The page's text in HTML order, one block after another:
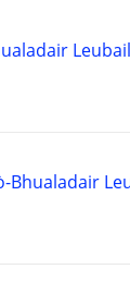
Bhualadair